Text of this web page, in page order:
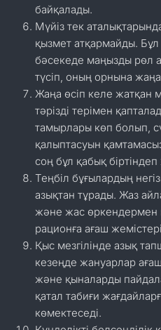
байқалады.
Мүйіз тек
қызмет атқармайды.
бәсекеде маңызды рөл
түсіп, оның орнына
Жаңа өсіп келе жатқан
тәрізді терімен
тамырлары көп болып,
қалыптасуын
соң бұл қабық
Теңбіл бұғылардың
азықтан тұрады. Жаз
және жас өркендермен
рационға ағаш
Қыс мезгілінде азық
кезеңде жануарлар
және қыналарды
қатал табиғи
көмектеседі.